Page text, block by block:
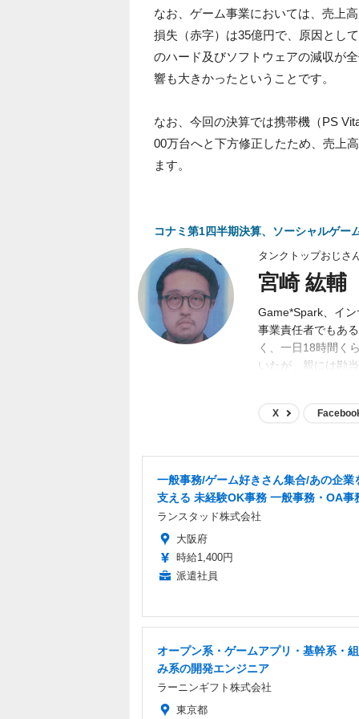
なお、ゲーム事業においては、売上
損失（赤字）は35億円で、原因とし
のハード及びソフトウェアの減収が
響も大きかったということです。
なお、今回の決算では携帯機（PS
00万台へと下方修正したため、売上
ます。
コナミ第1四半期決算、ソーシャルゲー
タンクトップおじさ
宮崎 紘輔
Game*Spark、イ
事業責任者でもあ
く、一日18時間く
いたが、親には勘
に就くも、ちょっ
と、ゲームやアニ
武道館でライブ
ど。
X
一般事務/ゲーム好きさん集合/あの企業
支える 未経験OK事務 一般事務・OA事
ランスタッド株式会社
大阪府
時給1,400円
派遣社員
オープン系・ゲームアプリ・基幹系・
み系の開発エンジニア
ラーニンギフト株式会社
東京都